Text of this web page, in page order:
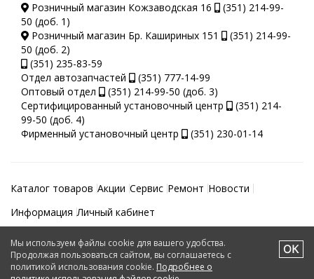
Розничный магазин Кожзаводская 16
(351) 214-99-
50 (доб. 1)
Розничный магазин Бр. Кашириных 151
(351) 214-99-
50 (доб. 2)
(351) 235-83-59
Отдел автозапчастей
(351) 777-14-99
Оптовый отдел
(351) 214-99-50 (доб. 3)
Сертифицированный установочный центр
(351) 214-
99-50 (доб. 4)
Фирменный установочный центр
(351) 230-01-14
Каталог товаров Акции Сервис Ремонт Новости
Информация Личный кабинет
Мы используем файлы cookie для вашего удобства.
Продолжая пользоваться сайтом, вы соглашаетесь с
политикой использования cookie. Подробнее о
Автотеатр © 2026.
Создание и поддержка